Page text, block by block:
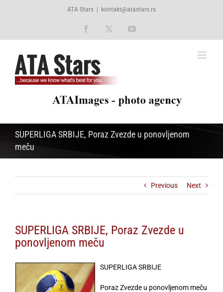
ATA Stars kontakt@atastars.rs
Facebook YouTube
SUPERLIGA SRBIJE, Poraz Zvezde u ponovljenom
meču
Previous Next
SUPERLIGA SRBIJE, Poraz Zvezde u
ponovljenom meču
SUPERLIGA SRBIJE
Poraz Zvezde u ponovljenom meču